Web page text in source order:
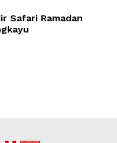
Safari Ramadan